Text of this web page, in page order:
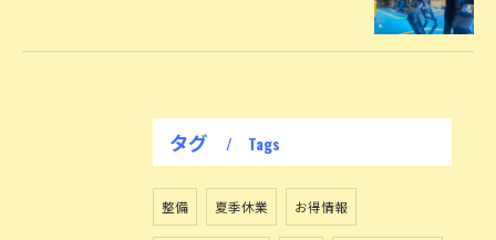
タグ Tags
整備 夏季休業 お得情報